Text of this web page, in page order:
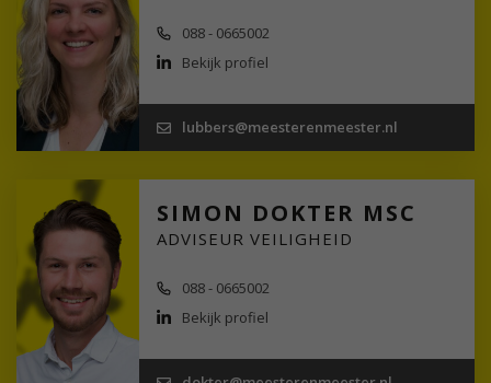
088 - 0665002
Bekijk profiel
lubbers@meesterenmeester.nl
SIMON DOKTER MSC
ADVISEUR VEILIGHEID
088 - 0665002
Bekijk profiel